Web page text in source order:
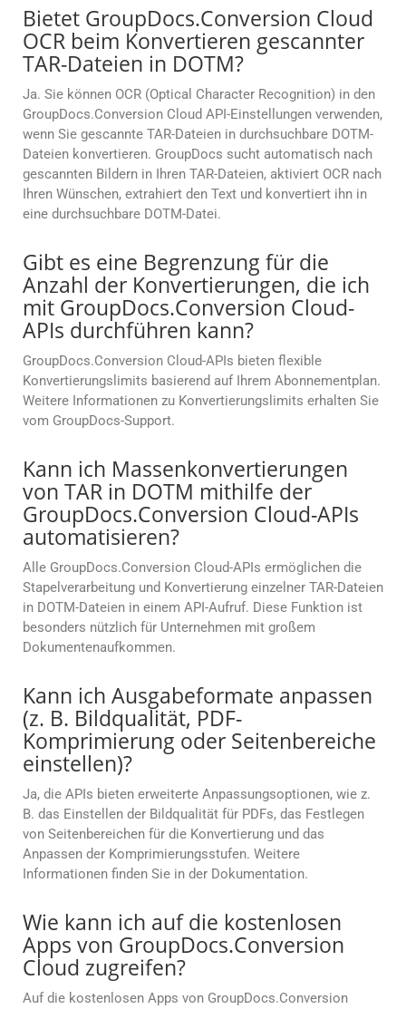
Bietet GroupDocs.Conversion Cloud
OCR beim Konvertieren gescannter
TAR-Dateien in DOTM?
Ja. Sie können OCR (Optical Character Recognition) in den
GroupDocs.Conversion Cloud API-Einstellungen verwenden,
wenn Sie gescannte TAR-Dateien in durchsuchbare DOTM-
Dateien konvertieren. GroupDocs sucht automatisch nach
gescannten Bildern in Ihren TAR-Dateien, aktiviert OCR nach
Ihren Wünschen, extrahiert den Text und konvertiert ihn in
eine durchsuchbare DOTM-Datei.
Gibt es eine Begrenzung für die
Anzahl der Konvertierungen, die ich
mit GroupDocs.Conversion Cloud-
APIs durchführen kann?
GroupDocs.Conversion Cloud-APIs bieten flexible
Konvertierungslimits basierend auf Ihrem Abonnementplan.
Weitere Informationen zu Konvertierungslimits erhalten Sie
vom GroupDocs-Support.
Kann ich Massenkonvertierungen
von TAR in DOTM mithilfe der
GroupDocs.Conversion Cloud-APIs
automatisieren?
Alle GroupDocs.Conversion Cloud-APIs ermöglichen die
Stapelverarbeitung und Konvertierung einzelner TAR-Dateien
in DOTM-Dateien in einem API-Aufruf. Diese Funktion ist
besonders nützlich für Unternehmen mit großem
Dokumentenaufkommen.
Kann ich Ausgabeformate anpassen
(z. B. Bildqualität, PDF-
Komprimierung oder Seitenbereiche
einstellen)?
Ja, die APIs bieten erweiterte Anpassungsoptionen, wie z.
B. das Einstellen der Bildqualität für PDFs, das Festlegen
von Seitenbereichen für die Konvertierung und das
Anpassen der Komprimierungsstufen. Weitere
Informationen finden Sie in der Dokumentation.
Wie kann ich auf die kostenlosen
Apps von GroupDocs.Conversion
Cloud zugreifen?
Auf die kostenlosen Apps von GroupDocs.Conversion